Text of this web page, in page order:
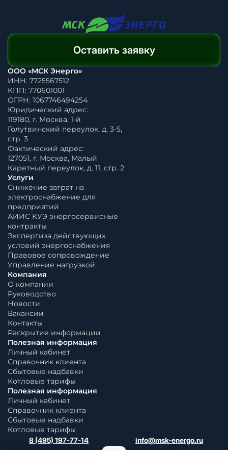
Оставить заявку
ООО «МСК Энерго»
ИНН: 7725567512
КПП: 770601001
ОГРН: 1067746494254
Юридический адрес:
119180, г. Москва, 1-й
Голутвинский переулок, д. 3-5,
стр. 3
Фактический адрес:
127051, г. Москва, Малый
Каретный переулок, д. 11, стр. 2
Услуги
Снижение затрат на
электроснабжение для
предприятий
АИИС КУЭ энергосервисные
контракты
Экспертиза действующих
условий энергоснабжения
Правовое сопровождение
Управление нагрузкой
Компания
О компании
Руководство
Новости
Вакансии
Контакты
Раскрытие информации
Полезная информация
Личный кабинет
Справочник клиента
Сбытовые надбавки
Котловые тарифы
Полезная информация
Личный кабинет
Справочник клиента
Сбытовые надбавки
Котловые тарифы
8 (495) 197-77-14 info@msk-energo.ru